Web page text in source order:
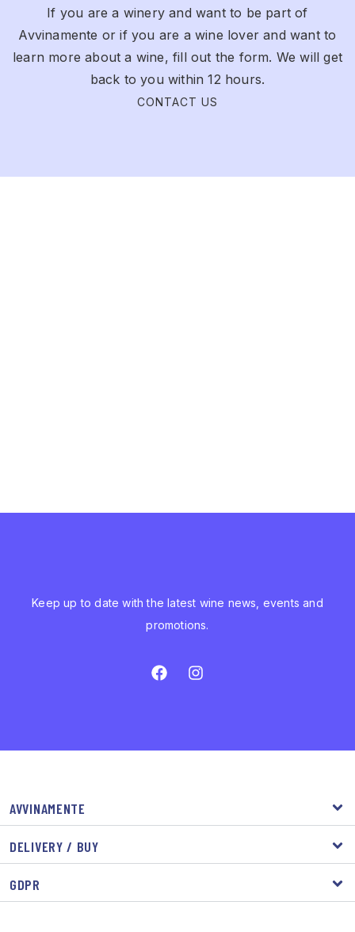
If you are a winery and want to be part of
Avvinamente or if you are a wine lover and want to
learn more about a wine, fill out the form. We will get
back to you within 12 hours.
CONTACT US
Keep up to date with the latest wine news, events and
promotions.
AVVINAMENTE
DELIVERY / BUY
GDPR